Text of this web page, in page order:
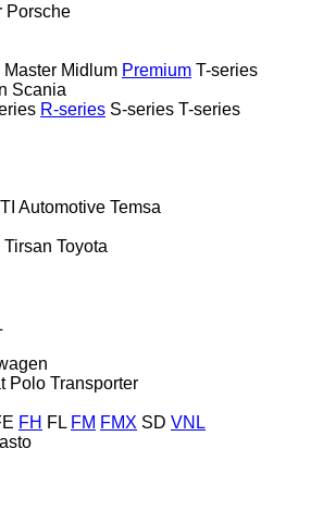
Porsche
Master Midlum Premium T-series
Scania
R-series S-series T-series
TI Automotive Temsa
Tirsan Toyota
Polo Transporter
FH FL FM FMX SD VNL